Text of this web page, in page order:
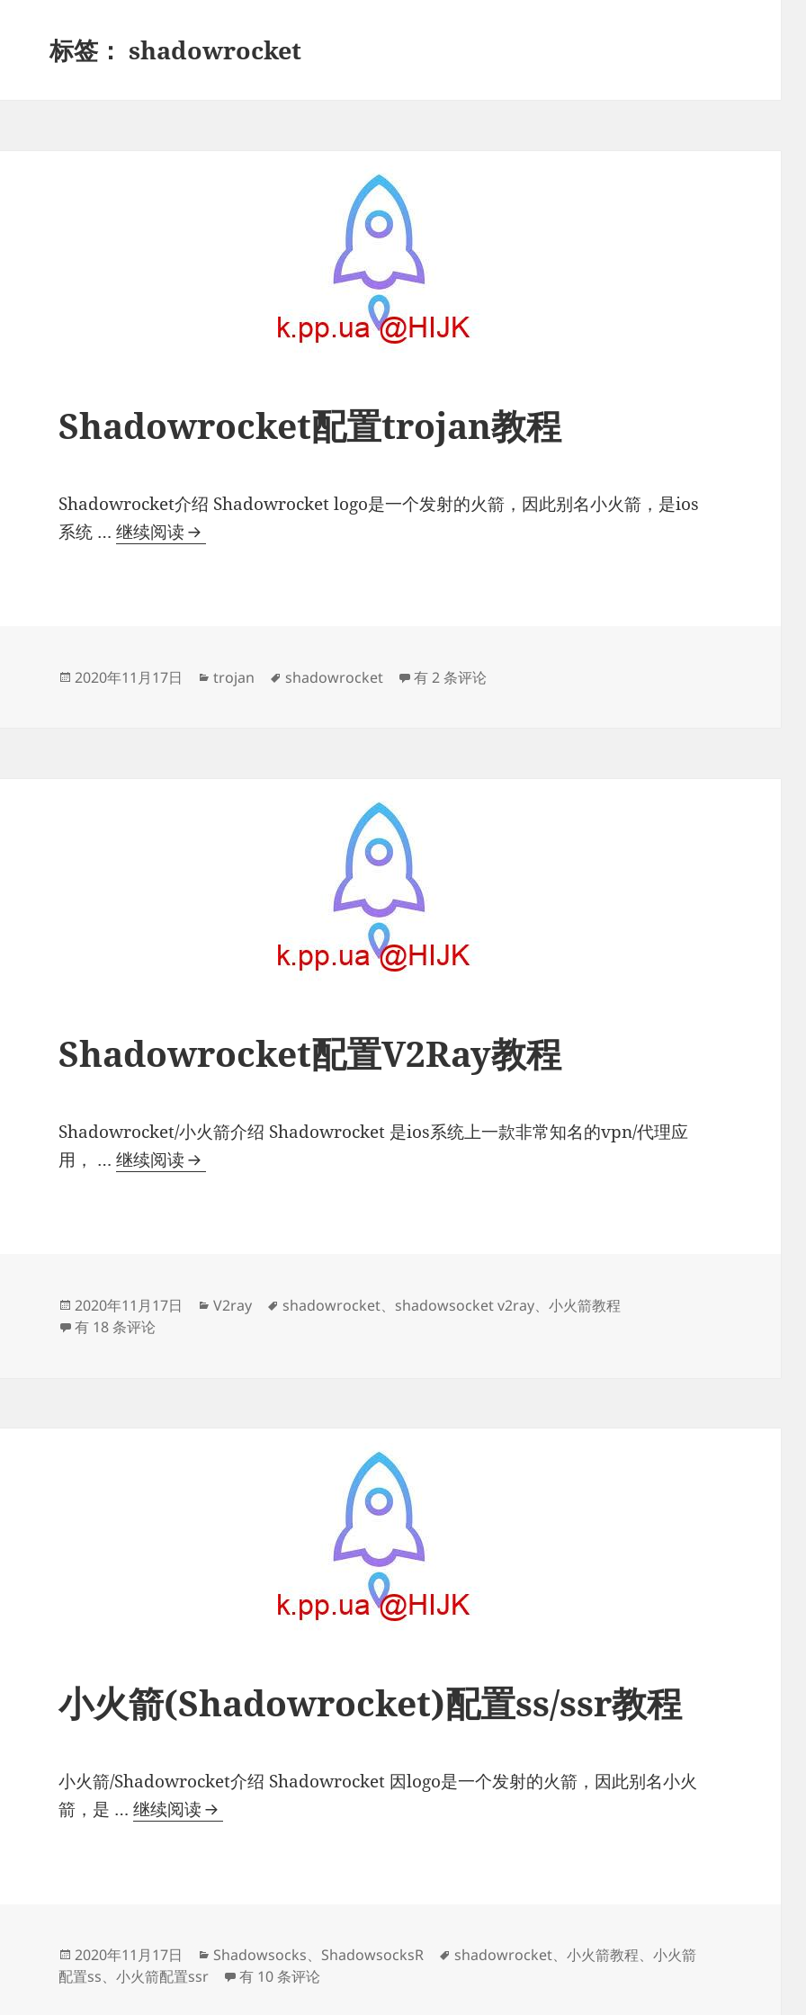
标签： shadowrocket
Shadowrocket配置trojan教程
Shadowrocket介绍 Shadowrocket logo是一个发射的火箭，因此别名小火箭，是ios
系统 … 继续阅读Shadowrocket
程
发
2020年11月17日
分
trojan
标
shadowrocket Shadowrocket配置trojan教程
有 2 条评论
Shadowrocket配置V2Ray教程
Shadowrocket/小火箭介绍 Shadowrocket 是ios系统上一款非常知名的vpn/代理应
用， … 继续阅读Shadowrocket
程
发
布
2020年11月17日
分
V2ray
标
shadowrocket、 shadowsocket v2ray、 小火箭教程
Shadowrocket配置V2Ray教程
有 18 条评论
小火箭(Shadowrocket)配置ss/ssr教程
小火箭/Shadowrocket介绍 Shadowrocket 因logo是一个发射的火箭，因此别名小火
箭，是 … 继续阅读小
置
ss/ssr
发
布
2020年11月17日
分
类
Shadowsocks、 ShadowsocksR
标
shadowrocket、 小火箭教程、 小火箭
配置ss、 小火箭配置ssr 小火箭(Shadowrocket)配置ss/ssr教程
有 10 条评论